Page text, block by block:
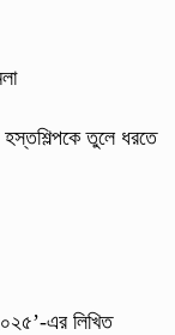
হস্তশিল্পকে তুলে ধরতে
এর লিখিত